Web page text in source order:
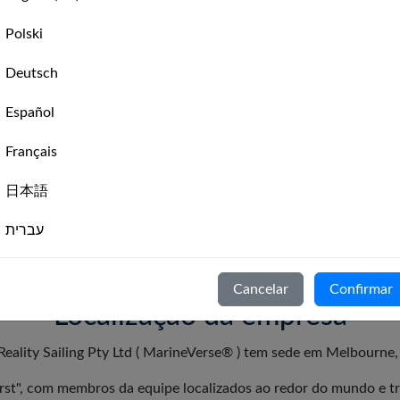
Localização da empresa
Sailing Pty Ltd ( MarineVerse® ) tem sede em
com membros da equipe localizados ao redor do mundo e
Polski
Deutsch
Español
Français
日本語
עברית
Português
Svenska
Cancelar Confirmar